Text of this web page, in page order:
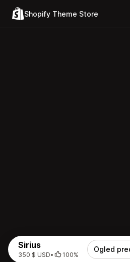
Shopify Theme Store
Sirius
350 $ USD• 100%
Ogled